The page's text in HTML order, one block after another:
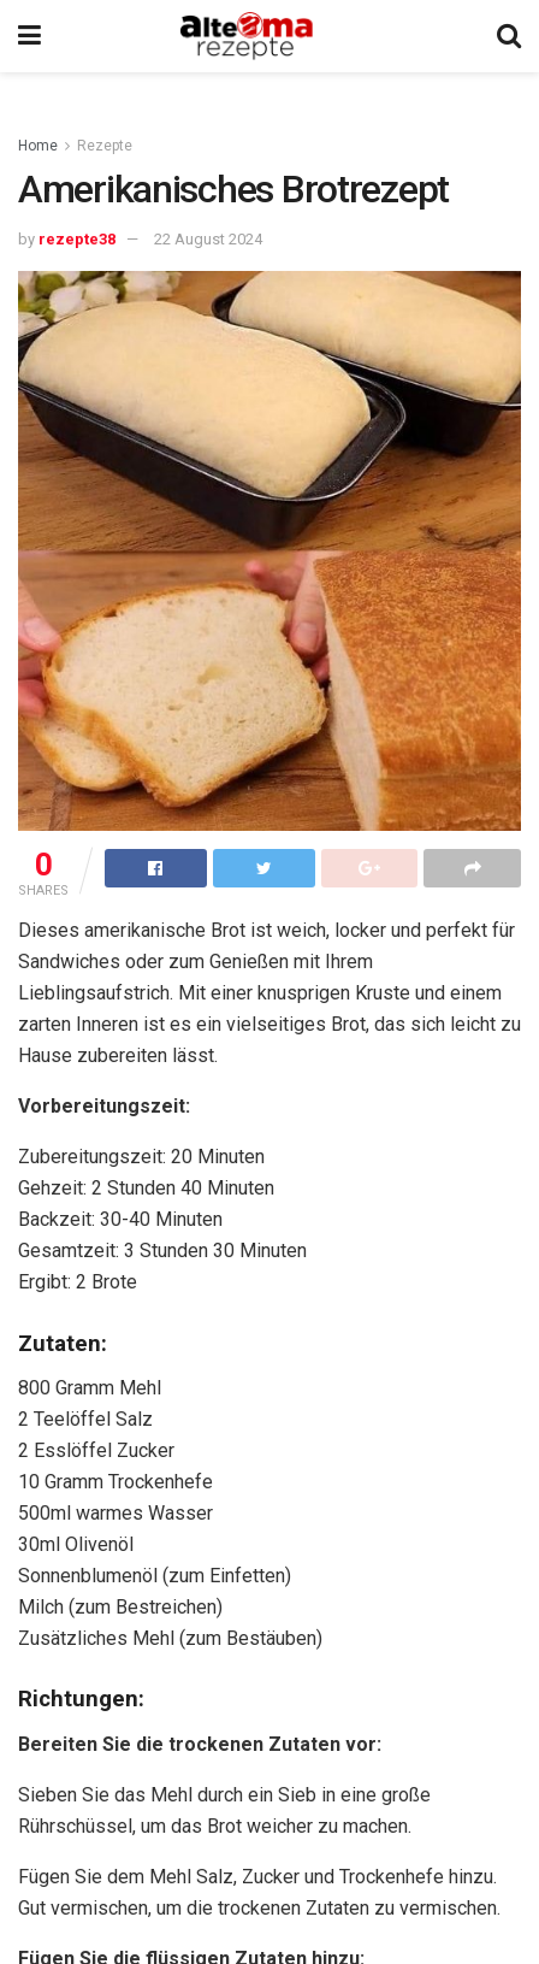
Home Rezepte
Amerikanisches Brotrezept
by rezepte38 22 August 2024
0
SHARES
Dieses amerikanische Brot ist weich, locker und perfekt für
Sandwiches oder zum Genießen mit Ihrem
Lieblingsaufstrich. Mit einer knusprigen Kruste und einem
zarten Inneren ist es ein vielseitiges Brot, das sich leicht zu
Hause zubereiten lässt.
Vorbereitungszeit:
Zubereitungszeit: 20 Minuten
Gehzeit: 2 Stunden 40 Minuten
Backzeit: 30-40 Minuten
Gesamtzeit: 3 Stunden 30 Minuten
Ergibt: 2 Brote
Zutaten:
800 Gramm Mehl
2 Teelöffel Salz
2 Esslöffel Zucker
10 Gramm Trockenhefe
500ml warmes Wasser
30ml Olivenöl
Sonnenblumenöl (zum Einfetten)
Milch (zum Bestreichen)
Zusätzliches Mehl (zum Bestäuben)
Richtungen:
Bereiten Sie die trockenen Zutaten vor:
Sieben Sie das Mehl durch ein Sieb in eine große
Rührschüssel, um das Brot weicher zu machen.
Fügen Sie dem Mehl Salz, Zucker und Trockenhefe hinzu.
Gut vermischen, um die trockenen Zutaten zu vermischen.
Fügen Sie die flüssigen Zutaten hinzu: